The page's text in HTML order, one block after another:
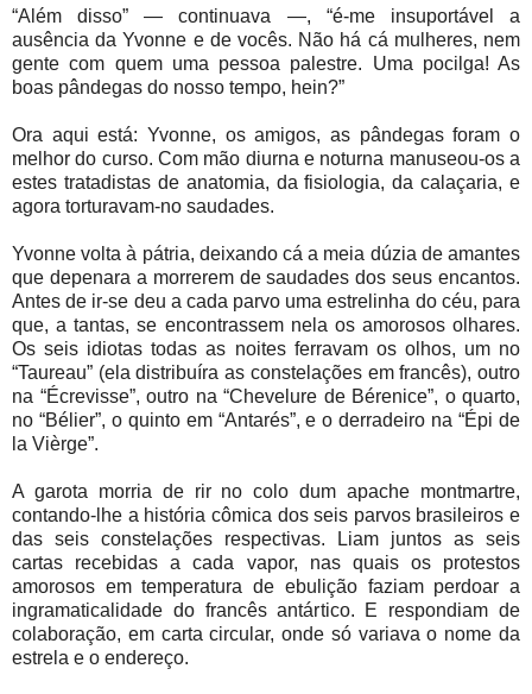
“Além disso” — continuava —, “é-me insuportável a
ausência da Yvonne e de vocês. Não há cá mulheres, nem
gente com quem uma pessoa palestre. Uma pocilga! As
boas pândegas do nosso tempo, hein?”
Ora aqui está: Yvonne, os amigos, as pândegas foram o
melhor do curso. Com mão diurna e noturna manuseou-os a
estes tratadistas de anatomia, da fisiologia, da calaçaria, e
agora torturavam-no saudades.
Yvonne volta à pátria, deixando cá a meia dúzia de amantes
que depenara a morrerem de saudades dos seus encantos.
Antes de ir-se deu a cada parvo uma estrelinha do céu, para
que, a tantas, se encontrassem nela os amorosos olhares.
Os seis idiotas todas as noites ferravam os olhos, um no
“Taureau” (ela distribuíra as constelações em francês), outro
na “Écrevisse”, outro na “Chevelure de Bérenice”, o quarto,
no “Bélier”, o quinto em “Antarés”, e o derradeiro na “Épi de
la Vièrge”.
A garota morria de rir no colo dum apache montmartre,
contando-lhe a história cômica dos seis parvos brasileiros e
das seis constelações respectivas. Liam juntos as seis
cartas recebidas a cada vapor, nas quais os protestos
amorosos em temperatura de ebulição faziam perdoar a
ingramaticalidade do francês antártico. E respondiam de
colaboração, em carta circular, onde só variava o nome da
estrela e o endereço.